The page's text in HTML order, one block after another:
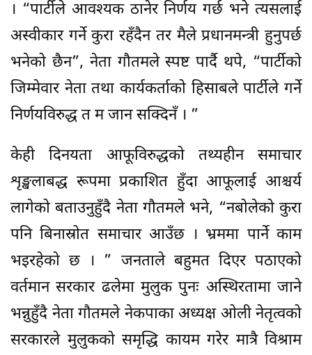
। “पार्टीले आवश्यक ठानेर निर्णय गर्छ भने त्यसलाई
अस्वीकार गर्ने कुरा रहँदैन तर मैले प्रधानमन्त्री हुनुपर्छ
भनेको छैन”, नेता गौतमले स्पष्ट पार्दै थपे, “पार्टीको
जिम्मेवार नेता तथा कार्यकर्ताको हिसाबले पार्टीले गर्ने
निर्णयविरुद्ध त म जान सक्दिनँ । ”
केही दिनयता आफूविरुद्धको तथ्यहीन समाचार
शृङ्खलाबद्ध रूपमा प्रकाशित हुँदा आफूलाई आश्चर्य
लागेको बताउनुहुँदै नेता गौतमले भने, “नबोलेको कुरा
पनि बिनास्रोत समाचार आउँछ । भ्रममा पार्ने काम
भइरहेको छ । ” जनताले बहुमत दिएर पठाएको
वर्तमान सरकार ढलेमा मुलुक पुनः अस्थिरतामा जाने
भन्नुहुँदै नेता गौतमले नेकपाका अध्यक्ष ओली नेतृत्वको
सरकारले मुलुकको समृद्धि कायम गरेर मात्रै विश्राम